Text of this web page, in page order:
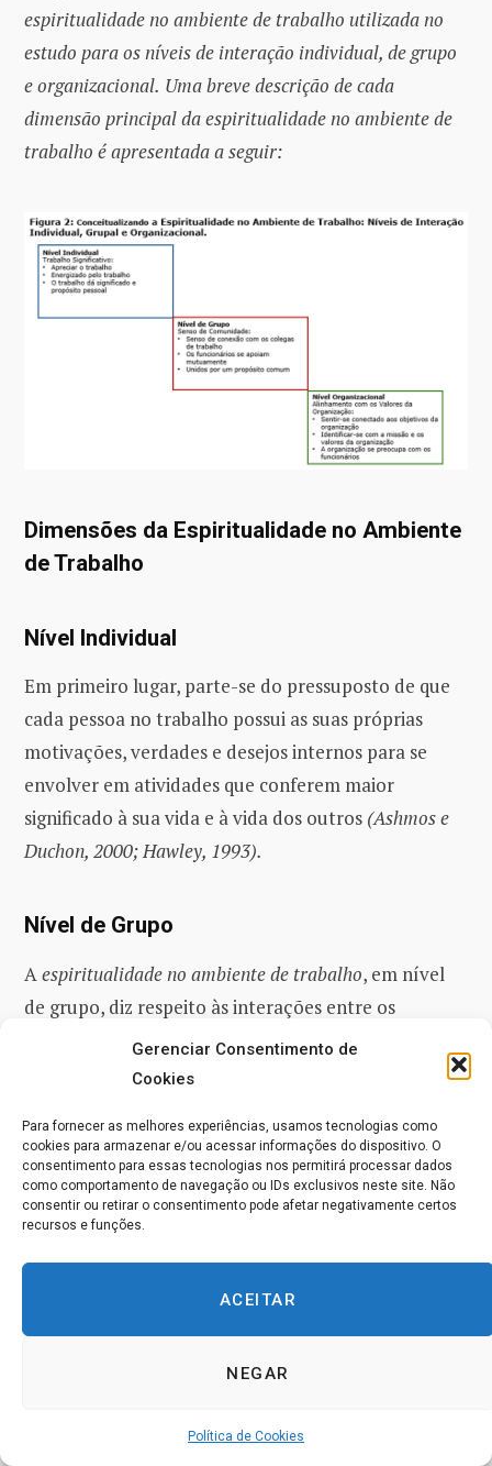
Gerenciar Consentimento de
Cookies
Para fornecer as melhores experiências, usamos tecnologias como
cookies para armazenar e/ou acessar informações do dispositivo. O
consentimento para essas tecnologias nos permitirá processar dados
como comportamento de navegação ou IDs exclusivos neste site. Não
consentir ou retirar o consentimento pode afetar negativamente certos
recursos e funções.
ACEITAR
NEGAR
Política de Cookies
espiritualidade no ambiente de trabalho utilizada no
estudo para os níveis de interação individual, de grupo
e organizacional. Uma breve descrição de cada
dimensão principal da espiritualidade no ambiente de
trabalho é apresentada a seguir:
Dimensões da Espiritualidade no Ambiente
de Trabalho
Nível Individual
Em primeiro lugar, parte-se do pressuposto de que
cada pessoa no trabalho possui as suas próprias
motivações, verdades e desejos internos para se
envolver em atividades que conferem maior
significado à sua vida e à vida dos outros (Ashmos e
Duchon, 2000; Hawley, 1993).
Nível de Grupo
A espiritualidade no ambiente de trabalho, em nível
de grupo, diz respeito às interações entre os
funcionários e os seus colegas.Neal e Bennett (2000)
esse nível de espiritualidade
funcionários em equipes e grupos dentro da
organização.
A terceira dimensão daespiritualidade no ambiente
o propósito da organização. O alinhamento se